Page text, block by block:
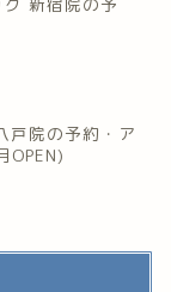
戸院の予約・ア
OPEN)